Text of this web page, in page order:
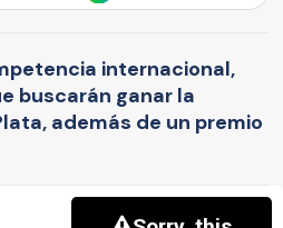
internacional,
buscarán ganar la
además de un premio